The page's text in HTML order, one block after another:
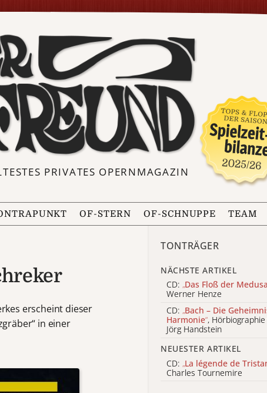
PRIVATES OPERNMAGAZIN
OF-STERN OF-SCHNUPPE TEAM
erscheint dieser
in einer
TONTRÄGER
NÄCHSTE ARTIKEL
CD: „Das Floß der Medusa
Werner Henze
CD: „Bach – Die
Harmonie“,
Jörg Handstein
NEUESTER ARTIKEL
CD: „La légende de
Charles Tournemire